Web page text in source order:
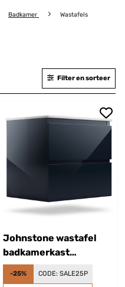
Badkamer Wastafels
Filter en sorteer
Johnstone wastafel
badkamerkast
badkamerkastje 60 cm
met keramische
-25% CODE: SALE25P